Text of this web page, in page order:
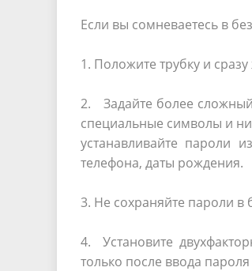
Если вы сомневаетесь в
1. Положите трубку и
2. Задайте более
специальные символы и
устанавливайте пароли
телефона, даты рождения.
3. Не сохраняйте пароли в
4. Установите
только после ввода